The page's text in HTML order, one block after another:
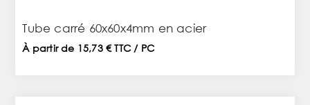
Tube carré 60x60x4mm en acier
À partir de 15,73 € TTC / PC